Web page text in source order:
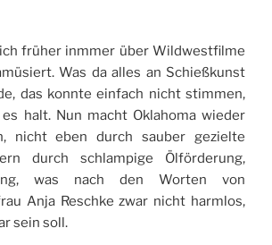
früher inmmer über Wildwestfilme
Was da alles an Schießkunst
das konnte einfach nicht stimmen,
halt. Nun macht Oklahoma wieder
nicht eben durch sauber gezielte
durch schlampige Ölförderung,
was nach den Worten von
Anja Reschke zwar nicht harmlos,
sein soll.